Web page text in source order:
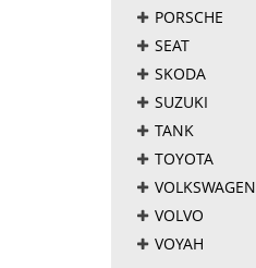
PORSCHE
SEAT
SKODA
SUZUKI
TANK
TOYOTA
VOLKSWAGEN
VOLVO
VOYAH